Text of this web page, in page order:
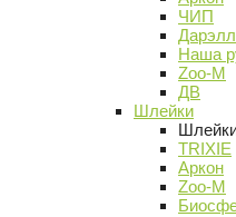
ЧИП
Дарэлл
Наша
Zoo-M
ДВ
Шлейки
TRIXIE
Аркон
Zoo-M